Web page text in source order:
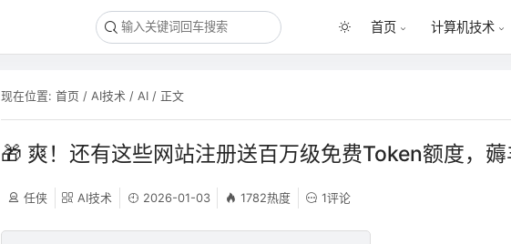
首页 计算机技术
现在位置:首页 / AI技术 / AI / 正文
🎁 爽！还有这些网站注册送百万级免费Token额度，
任侠 AI技术 2026-01-03 1782热度 1评论